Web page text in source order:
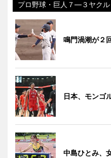
プロ野球・巨人７―３ヤクル
鳴門渦潮が２
日本、モンゴ
中島ひとみ、